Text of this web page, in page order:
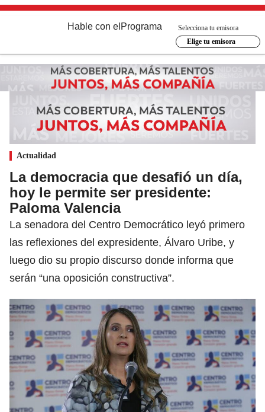
Hable con el Programa
Selecciona tu emisora
Elige tu emisora
Actualidad
La democracia que desafió un día,
hoy le permite ser presidente:
Paloma Valencia
La senadora del Centro Democrático leyó primero
las reflexiones del expresidente, Álvaro Uribe, y
luego dio su propio discurso donde informa que
serán “una oposición constructiva”.